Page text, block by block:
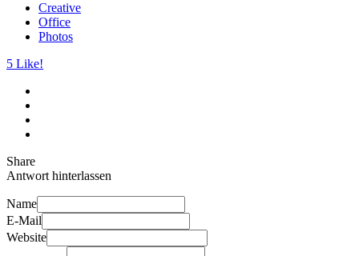
Creative
Office
Photos
5 Like!
Share
Antwort hinterlassen
Name
E-Mail
Website